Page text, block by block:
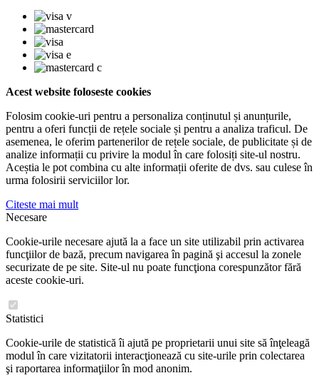
Acest website foloseste cookies
Folosim cookie-uri pentru a personaliza conținutul și anunțurile,
pentru a oferi funcții de rețele sociale și pentru a analiza traficul. De
asemenea, le oferim partenerilor de rețele sociale, de publicitate și de
analize informații cu privire la modul în care folosiți site-ul nostru.
Aceștia le pot combina cu alte informații oferite de dvs. sau culese în
urma folosirii serviciilor lor.
Citeste mai mult
Necesare
Cookie-urile necesare ajută la a face un site utilizabil prin activarea
funcţiilor de bază, precum navigarea în pagină şi accesul la zonele
securizate de pe site. Site-ul nu poate funcţiona corespunzător fără
aceste cookie-uri.
Statistici
Cookie-urile de statistică îi ajută pe proprietarii unui site să înţeleagă
modul în care vizitatorii interacţionează cu site-urile prin colectarea
şi raportarea informaţiilor în mod anonim.